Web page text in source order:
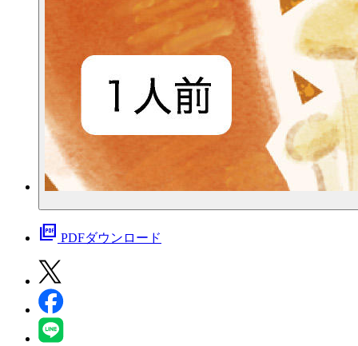
picture_as_pdf PDFダウンロード